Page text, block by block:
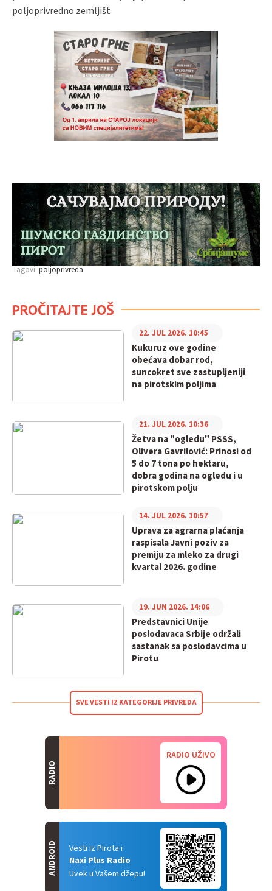
poljoprivredno zemljišt
Tagovi: poljoprivreda
PROČITAJTE JOŠ
Kukuruz ove godine
obećava dobar rod,
suncokret sve zastupljeniji
na pirotskim poljima
22. JUL 2026. 10:45
Žetva na "ogledu" PSSS,
Olivera Gavrilović: Prinosi od
5 do 7 tona po hektaru,
dobra godina na ogledu i u
pirotskom polju
21. JUL 2026. 10:36
Uprava za agrarna plaćanja
raspisala Javni poziv za
premiju za mleko za drugi
kvartal 2026. godine
14. JUL 2026. 10:57
Predstavnici Unije
poslodavaca Srbije održali
sastanak sa poslodavcima u
Pirotu
19. JUN 2026. 14:06
SVE VESTI IZ KATEGORIJE PRIVREDA
RADIO
RADIO UŽIVO
Vesti iz Pirota i
Naxi Plus Radio
Uvek u Vašem džepu!
ANDROID